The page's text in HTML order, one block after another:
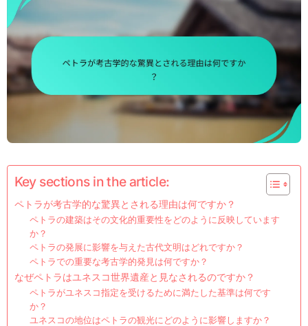
Key sections in the article:
ペトラが考古学的な驚異とされる理由は何ですか？
ペトラの建築はその文化的重要性をどのように反映しています
か？
ペトラの発展に影響を与えた古代文明はどれですか？
ペトラでの重要な考古学的発見は何ですか？
なぜペトラはユネスコ世界遺産と見なされるのですか？
ペトラがユネスコ指定を受けるために満たした基準は何です
か？
ユネスコの地位はペトラの観光にどのように影響しますか？